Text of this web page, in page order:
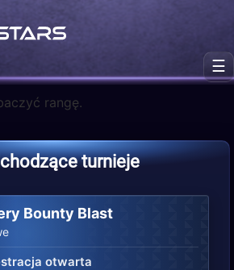
☰
rangę.
turnieje
Bounty Blast
otwarta